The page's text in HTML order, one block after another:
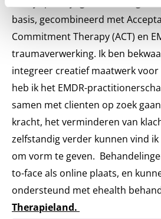
basis, gecombineerd met
Commitment Therapy (ACT) en
traumaverwerking. Ik ben
integreer creatief maatwerk voor
heb ik het EMDR-
samen met clienten op zoek
kracht, het verminderen van
zelfstandig verder kunnen vind
om vorm te geven.
to-face als online plaats, en
ondersteund met ehealth
Therapieland.